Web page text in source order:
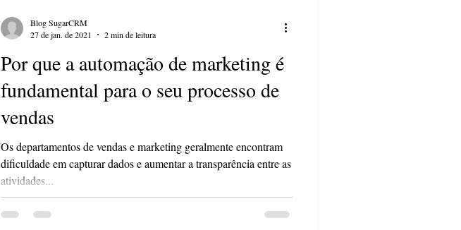
Por que a automação de marketing é
fundamental para o seu processo de
vendas
Os departamentos de vendas e marketing geralmente encontram
dificuldade em capturar dados e aumentar a transparência entre as
atividades...
Blog SugarCRM
27 de jan. de 2021
2 min de leitura